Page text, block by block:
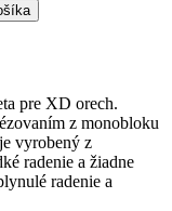
pre XD orech.
z monobloku
vyrobený z
radenie a žiadne
radenie a